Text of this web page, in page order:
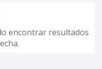
encontrar resultados